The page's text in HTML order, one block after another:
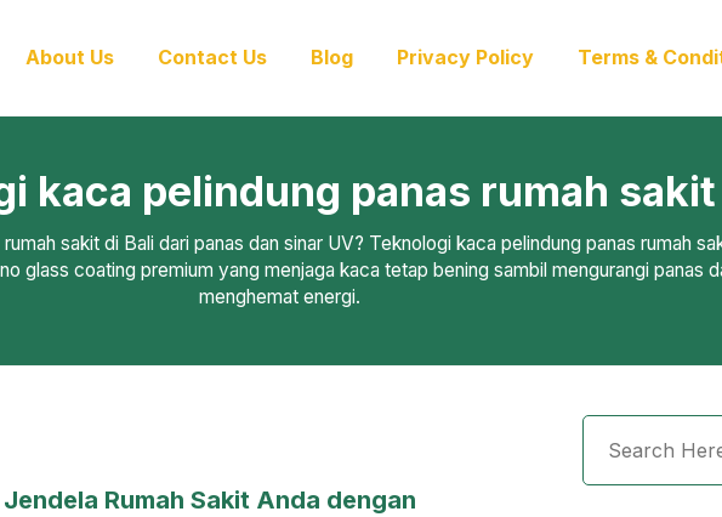
About Us Contact Us Blog Privacy Policy Terms &
kaca pelindung panas rumah sakit
sakit di Bali dari panas dan sinar UV? Teknologi kaca pelindung panas rumah
glass coating premium yang menjaga kaca tetap bening sambil mengurangi panas
menghemat energi.
Rumah Sakit Anda dengan